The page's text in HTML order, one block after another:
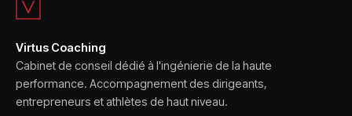
Virtus Coaching
Cabinet de conseil dédié à l'ingénierie de la haute
performance. Accompagnement des dirigeants,
entrepreneurs et athlètes de haut niveau.